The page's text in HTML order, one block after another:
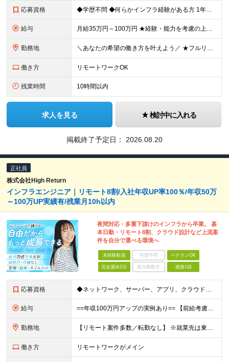
応募資格 ◆学歴不問 ◆何らかインフラ経験がある方 1年未満のご経験でも歓迎！ ◆経験年数・担当フェーズ・言語不問 ＼こんな方もぜひご応募ください！／ ・IT業界で何らかの実務経験をお持ちの方 ・第二新卒の方
給与 月給35万円～100万円 ★経験・能力を考慮の上、決定 ★前職給与を100％保証 ★案件内容の開示・明確な評価制度 ※上記金額には30時間分・6万6500円以上の固定残業代が含まれています ※超過
勤務地 ＼あなたの希望の働き方を叶えよう／ ★フルリモート・リモートワークOK ★希望を考慮します ★転居を伴う転勤は無し 本社：東京都豊島区高田2丁目17-22 目白中野ビル 5階 大阪：大阪府大阪市西区
働き方 リモートワークOK
残業時間 10時間以内
求人を見る 検討中に入れる
掲載終了予定日： 2026.08.20
正社員
株式会社High Return
インフラエンジニア｜リモート8割/入社年収UP率100％/年収50万
～100万UP実績有/残業月10h以内
夜間対応・多重下請けのインフラから卒業。 基
本日勤・リモート8割、クラウド設計など上流案
件を自分で選べる環境へ
未経験歓迎 学歴不問 ベテランOK
完全週休2日 賞与複数月 面接1回
応募資格 ◆ネットワーク、サーバー、アプリ、クラウドなどインフラ全般の知識や何らかの実務経験がある方（年数不問） ◆高卒以上 ＼こんな方にピッタリな環境です／ ◎経験やスキルを正当に評価され、年収アップしたい
給与 ==年収100万円アップの実例あり== 【前給考慮】月給28万円～50万円＋賞与＋決算賞与 ☆別途残業代は全額支給します ※上記金額は、経験、スキル、前職給与を考慮した上で、決定します ※試用期間
勤務地 【リモート案件多数／転勤なし】 ※就業先は東京、神奈川、埼玉、千葉の各プロジェクト先になります ※現状、リモートワーク8割、フルまたはハイブリッド勤務。 一部社員は、案件スタート時など必要に応じて出勤
働き方 リモートワークがメイン